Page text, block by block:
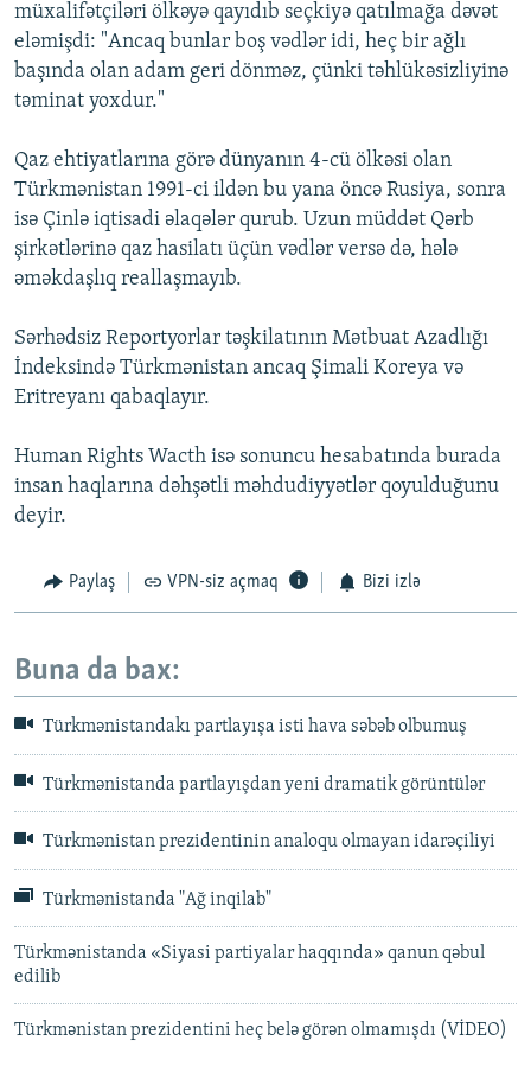
müxalifətçiləri ölkəyə qayıdıb seçkiyə qatılmağa dəvət
eləmişdi: "Ancaq bunlar boş vədlər idi, heç bir ağlı
başında olan adam geri dönməz, çünki təhlükəsizliyinə
təminat yoxdur."
Qaz ehtiyatlarına görə dünyanın 4-cü ölkəsi olan
Türkmənistan 1991-ci ildən bu yana öncə Rusiya, sonra
isə Çinlə iqtisadi əlaqələr qurub. Uzun müddət Qərb
şirkətlərinə qaz hasilatı üçün vədlər versə də, hələ
əməkdaşlıq reallaşmayıb.
Sərhədsiz Reportyorlar təşkilatının Mətbuat Azadlığı
İndeksində Türkmənistan ancaq Şimali Koreya və
Eritreyanı qabaqlayır.
Human Rights Wacth isə sonuncu hesabatında burada
insan haqlarına dəhşətli məhdudiyyətlər qoyulduğunu
deyir.
Paylaş VPN-siz açmaq Bizi izlə
Buna da bax:
Türkmənistandakı partlayışa isti hava səbəb olbumuş
Türkmənistanda partlayışdan yeni dramatik görüntülər
Türkmənistan prezidentinin analoqu olmayan idarəçiliyi
Türkmənistanda "Ağ inqilab"
Türkmənistanda «Siyasi partiyalar haqqında» qanun qəbul
edilib
Türkmənistan prezidentini heç belə görən olmamışdı (VİDEO)